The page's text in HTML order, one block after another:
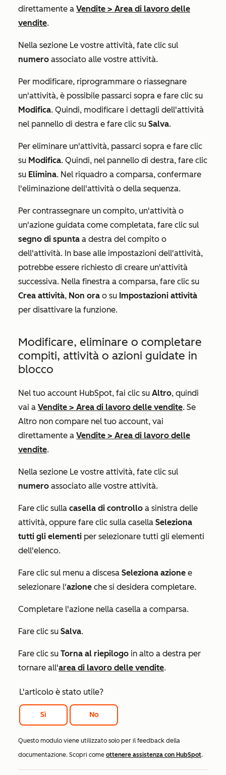
direttamente a Vendite > Area di lavoro delle
vendite.
Nella sezione Le vostre attività, fate clic sul
numero associato alle vostre attività.
Per modificare, riprogrammare o riassegnare
un'attività, è possibile passarci sopra e fare clic su
Modifica. Quindi, modificare i dettagli dell'attività
nel pannello di destra e fare clic su Salva.
Per eliminare un'attività, passarci sopra e fare clic
su Modifica. Quindi, nel pannello di destra, fare clic
su Elimina. Nel riquadro a comparsa, confermare
l'eliminazione dell'attività o della sequenza.
Per contrassegnare un compito, un'attività o
un'azione guidata come completata, fare clic sul
segno di spunta a destra del compito o
dell'attività. In base alle impostazioni dell'attività,
potrebbe essere richiesto di creare un'attività
successiva. Nella finestra a comparsa, fare clic su
Crea attività, Non ora o su Impostazioni attività
per disattivare la funzione.
Modificare, eliminare o completare
compiti, attività o azioni guidate in
blocco
Nel tuo account HubSpot, fai clic su Altro, quindi
vai a Vendite > Area di lavoro delle vendite. Se
Altro non compare nel tuo account, vai
direttamente a Vendite > Area di lavoro delle
vendite.
Nella sezione Le vostre attività, fate clic sul
numero associato alle vostre attività.
Fare clic sulla casella di controllo a sinistra delle
attività, oppure fare clic sulla casella Seleziona
tutti gli elementi per selezionare tutti gli elementi
dell'elenco.
Fare clic sul menu a discesa Seleziona azione e
selezionare l'azione che si desidera completare.
Completare l'azione nella casella a comparsa.
Fare clic su Salva.
Fare clic su Torna al riepilogo in alto a destra per
tornare all'area di lavoro delle vendite.
L'articolo è stato utile?
Sì No
Questo modulo viene utilizzato solo per il feedback della
documentazione. Scopri come ottenere assistenza con HubSpot.